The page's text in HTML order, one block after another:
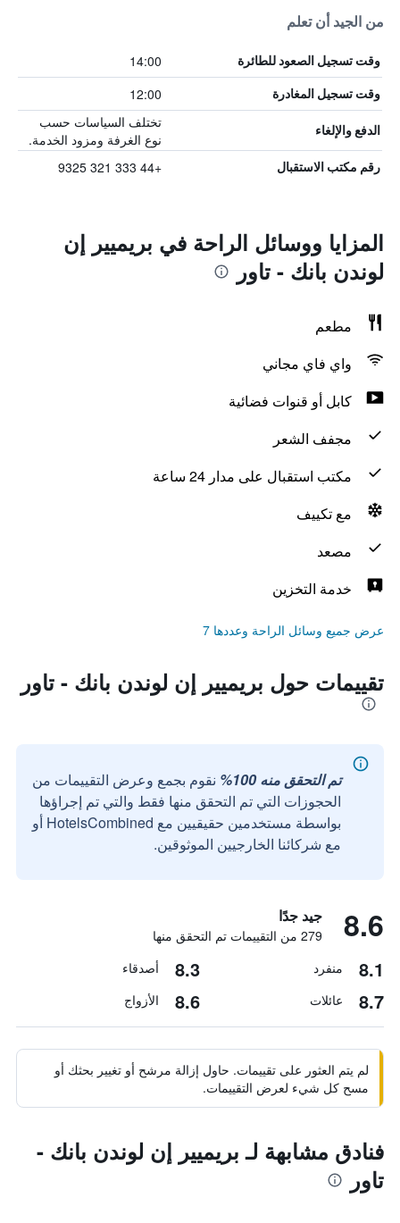
من الجيد أن تعلم
وقت تسجيل الصعود للطائرة 14:00
وقت تسجيل المغادرة 12:00
الدفع والإلغاء
تختلف السياسات حسب
نوع الغرفة ومزود الخدمة.
رقم مكتب الاستقبال +44 333 321 9325
المزايا ووسائل الراحة في بريميير إن
لوندن بانك - تاور
مطعم
واي فاي مجاني
كابل أو قنوات فضائية
مجفف الشعر
مكتب استقبال على مدار 24 ساعة
مع تكييف
مصعد
خدمة التخزين
عرض جميع وسائل الراحة وعددها 7
تقييمات حول بريميير إن لوندن بانك - تاور
تم التحقق منه 100%
نقوم بجمع وعرض التقييمات من
الحجوزات التي تم التحقق منها فقط والتي تم إجراؤها
بواسطة مستخدمين حقيقيين مع HotelsCombined أو
مع شركائنا الخارجيين الموثوقين.
8.6 جيد جدًا
279 من التقييمات تم التحقق منها
8.1 منفرد 8.3 أصدقاء
8.7 عائلات 8.6 الأزواج
لم يتم العثور على تقييمات. حاول إزالة مرشح أو تغيير بحثك أو
مسح كل شيء لعرض التقييمات.
فنادق مشابهة لـ بريميير إن لوندن بانك -
تاور